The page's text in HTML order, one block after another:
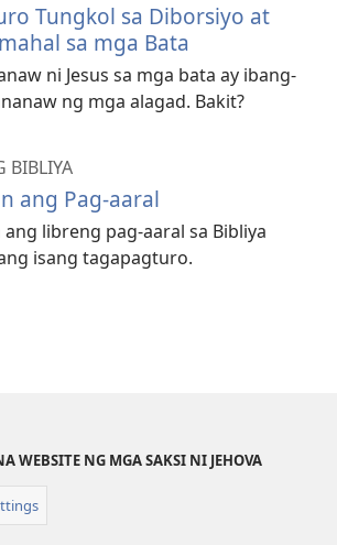
Tungkol sa Diborsiyo at
sa mga Bata
ni Jesus sa mga bata ay ibang-
ng mga alagad. Bakit?
BIBLIYA
ang Pag-aaral
libreng pag-aaral sa Bibliya
isang tagapagturo.
WEBSITE NG MGA SAKSI NI JEHOVA